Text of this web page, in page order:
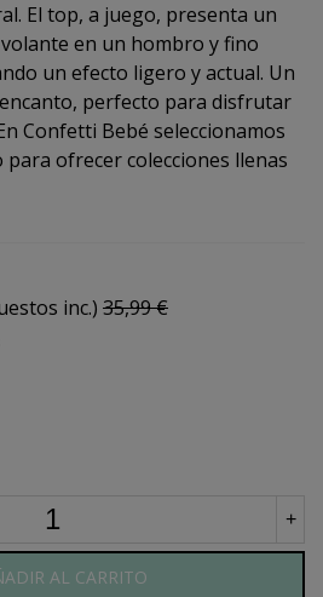
El top, a juego, presenta un
en un hombro y fino
un efecto ligero y actual. Un
perfecto para disfrutar
Confetti Bebé seleccionamos
para ofrecer colecciones llenas
inc.) 35,99 €
+
AL CARRITO